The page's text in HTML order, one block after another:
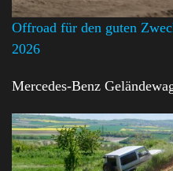
Offroad für den guten
2026
Mercedes-Benz